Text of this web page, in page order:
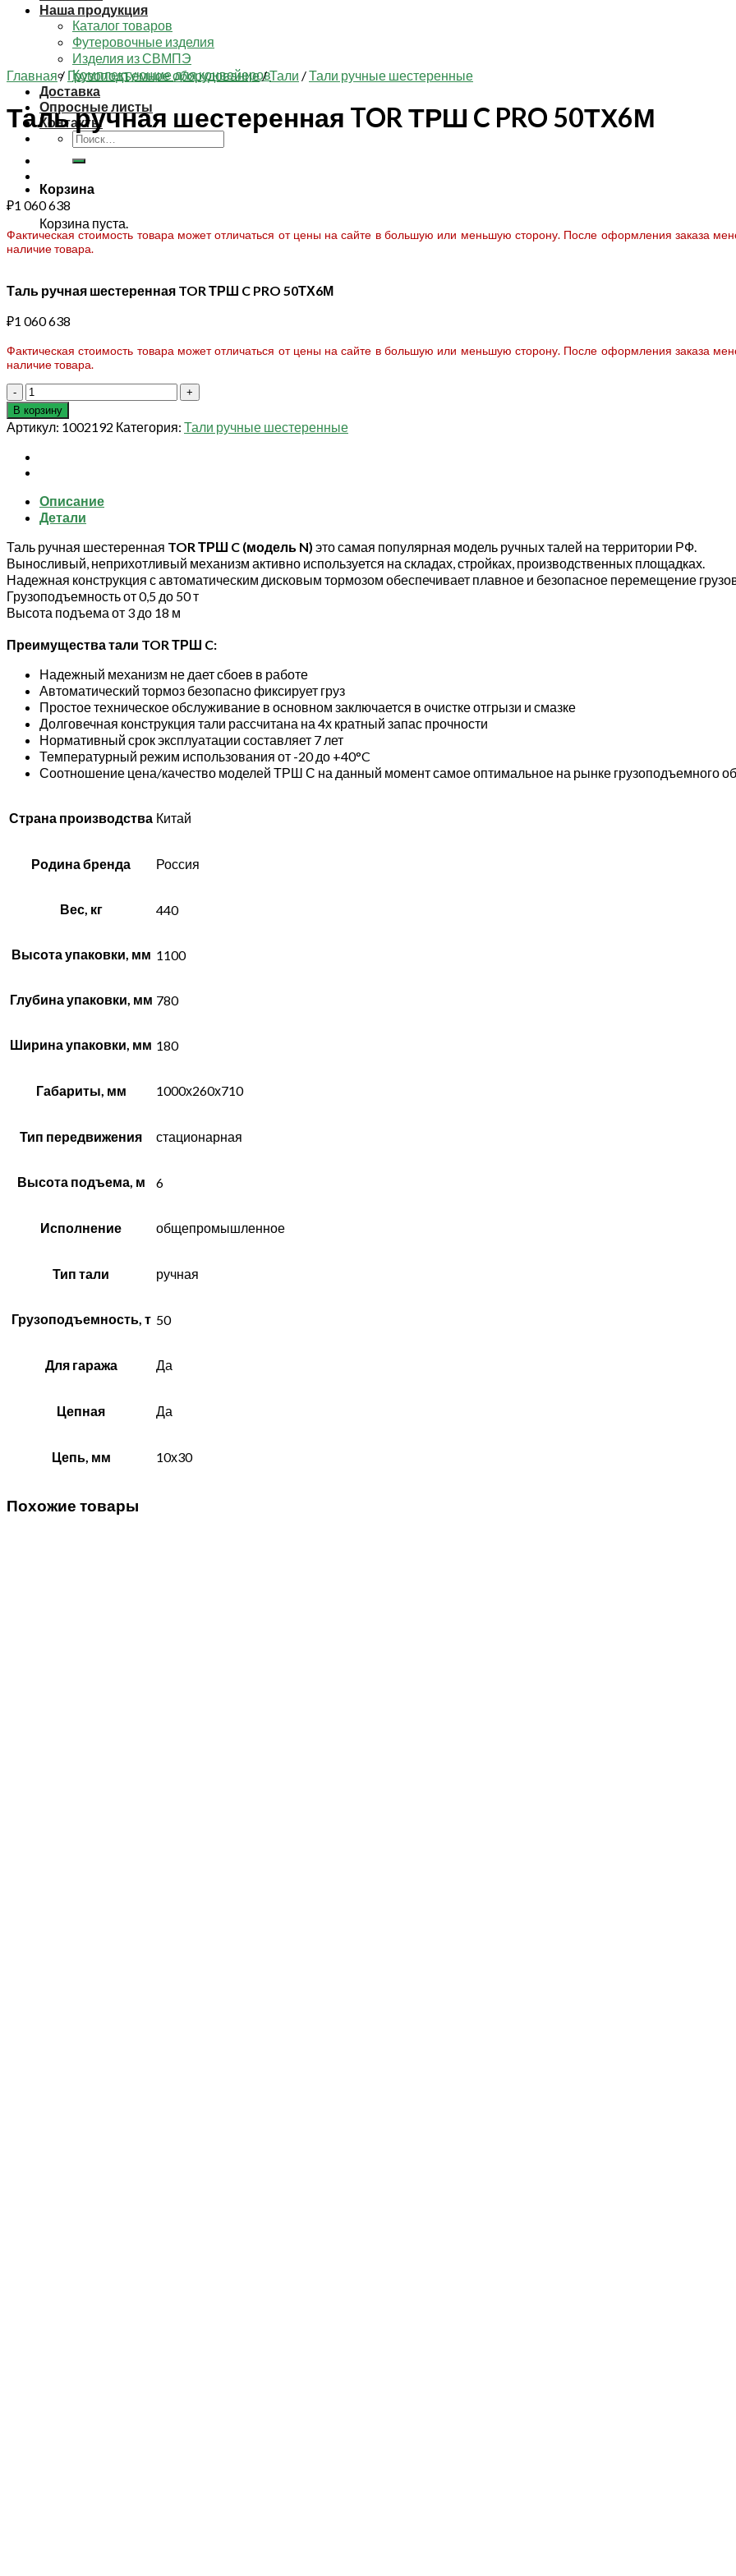
Наша продукция
Каталог товаров
Футеровочные изделия
Изделия из СВМПЭ
Комплектующие для конвейеров
Доставка
Опросные листы
Контакты
Искать:
Корзина
Корзина пуста.
Главная / Грузоподъемное оборудование/Тали /Тали ручные шестеренные
Таль ручная шестеренная TOR ТРШ C PRO 50ТХ6М
₽1 060 638
Фактическая стоимость товара может отличаться от цены на сайте в большую или меньшую сторону. После оформления заказа
наличие товара.
Таль ручная шестеренная TOR ТРШ C PRO 50ТХ6М
₽1 060 638
Фактическая стоимость товара может отличаться от цены на сайте в большую или меньшую сторону. После оформления заказа
наличие товара.
Количество
товара
Таль
ручная
шестеренная
TOR
C
PRO
В корзину
Артикул: 1002192 Категория: Тали ручные шестеренные
Описание
Детали
Таль ручная шестеренная TOR ТРШ C (модель N) это самая популярная модель ручных талей на территории РФ.
Выносливый, неприхотливый механизм активно используется на складах, стройках, производственных площадках.
Надежная конструкция с автоматическим дисковым тормозом обеспечивает плавное и безопасное перемещение
Грузоподъемность от 0,5 до 50 т
Высота подъема от 3 до 18 м
Преимущества тали TOR ТРШ C:
Надежный механизм не дает сбоев в работе
Автоматический тормоз безопасно фиксирует груз
Простое техническое обслуживание в основном заключается в очистке отгрызи и смазке
Долговечная конструкция тали рассчитана на 4х кратный запас прочности
Нормативный срок эксплуатации составляет 7 лет
Температурный режим использования от -20 до +40°C
Соотношение цена/качество моделей ТРШ С на данный момент самое оптимальное на рынке грузоподъемного
Страна производства Китай
Родина бренда Россия
Вес, кг 440
Высота упаковки, мм 1100
Глубина упаковки, мм 780
Ширина упаковки, мм 180
Габариты, мм 1000х260х710
Тип передвижения стационарная
Высота подъема, м 6
Исполнение общепромышленное
Тип тали ручная
Грузоподъемность, т 50
Для гаража Да
Цепная Да
Цепь, мм 10х30
Похожие товары